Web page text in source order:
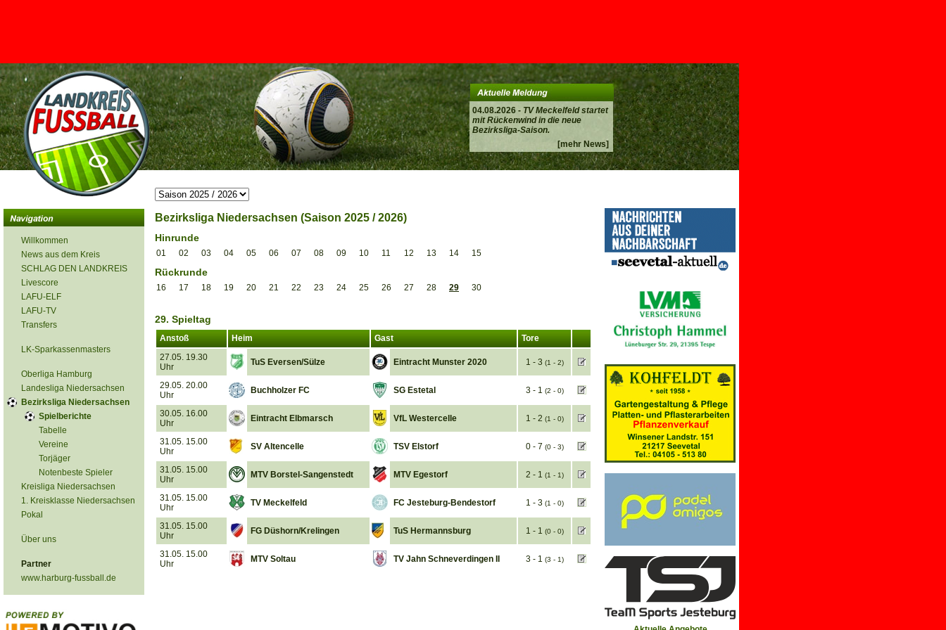
04.08.2026 - TV Meckelfeld startet
mit Rückenwind in die neue
Bezirksliga-Saison.
[mehr News]
<
Willkommen
News aus dem Kreis
SCHLAG DEN LANDKREIS
Livescore
LAFU-ELF
LAFU-TV
Transfers
LK-Sparkassenmasters
Oberliga Hamburg
Landesliga Niedersachsen
Bezirksliga Niedersachsen
Spielberichte
Tabelle
Vereine
Torjäger
Notenbeste Spieler
Kreisliga Niedersachsen
1. Kreisklasse Niedersachsen
Pokal
Über uns
Partner
www.harburg-fussball.de
Bezirksliga Niedersachsen (Saison 2025 / 2026)
Hinrunde
01 02 03 04 05 06 07 08 09 10 11 12 13 14 15
Rückrunde
16 17 18 19 20 21 22 23 24 25 26 27 28 29 30
29. Spieltag
Anstoß Heim Gast
Tore
27.05. 19.30
Uhr
TuS Eversen/Sülze Eintracht Munster 2020 1 - 3 (1 - 2)
29.05. 20.00
Uhr
Buchholzer FC SG Estetal 3 - 1 (2 - 0)
30.05. 16.00
Uhr
Eintracht Elbmarsch VfL Westercelle 1 - 2 (1 - 0)
31.05. 15.00
Uhr
SV Altencelle TSV Elstorf 0 - 7 (0 - 3)
31.05. 15.00
Uhr
MTV Borstel-Sangenstedt MTV Egestorf 2 - 1 (1 - 1)
31.05. 15.00
Uhr
TV Meckelfeld FC Jesteburg-Bendestorf 1 - 3 (1 - 0)
31.05. 15.00
Uhr
FG Düshorn/Krelingen TuS Hermannsburg 1 - 1 (0 - 0)
31.05. 15.00
Uhr
MTV Soltau TV Jahn Schneverdingen II 3 - 1 (3 - 1)